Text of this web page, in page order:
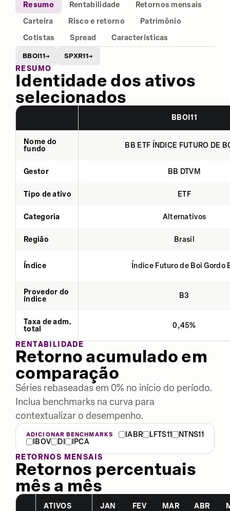
Resumo Rentabilidade
Retornos mensais
Carteira
Risco e retorno
Patrimônio
Cotistas
Spread Características
BBOI11→ SPXR11→
RESUMO
Identidade dos ativos
selecionados
BBOI11
Nome do
fundo
BB ETF ÍNDICE FUTURO DE
Gestor BB DTVM
Tipo de ativo ETF
Categoria Alternativos
Região Brasil
Índice Índice Futuro de Boi Gordo
Provedor do
índice
B3
Taxa de adm.
total
0,45%
RENTABILIDADE
Retorno acumulado em
comparação
Séries rebaseadas em 0% no início do período.
Inclua benchmarks na curva para
contextualizar o desempenho.
ADICIONAR BENCHMARKS IABR LFTS11
NTNS11
IBOV
DI
IPCA
RETORNOS MENSAIS
Retornos percentuais
mês a mês
ATIVOS JAN FEV MAR ABR